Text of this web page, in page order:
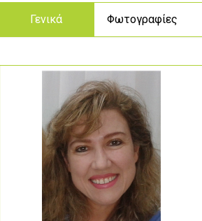
Γενικά Φωτογραφίες